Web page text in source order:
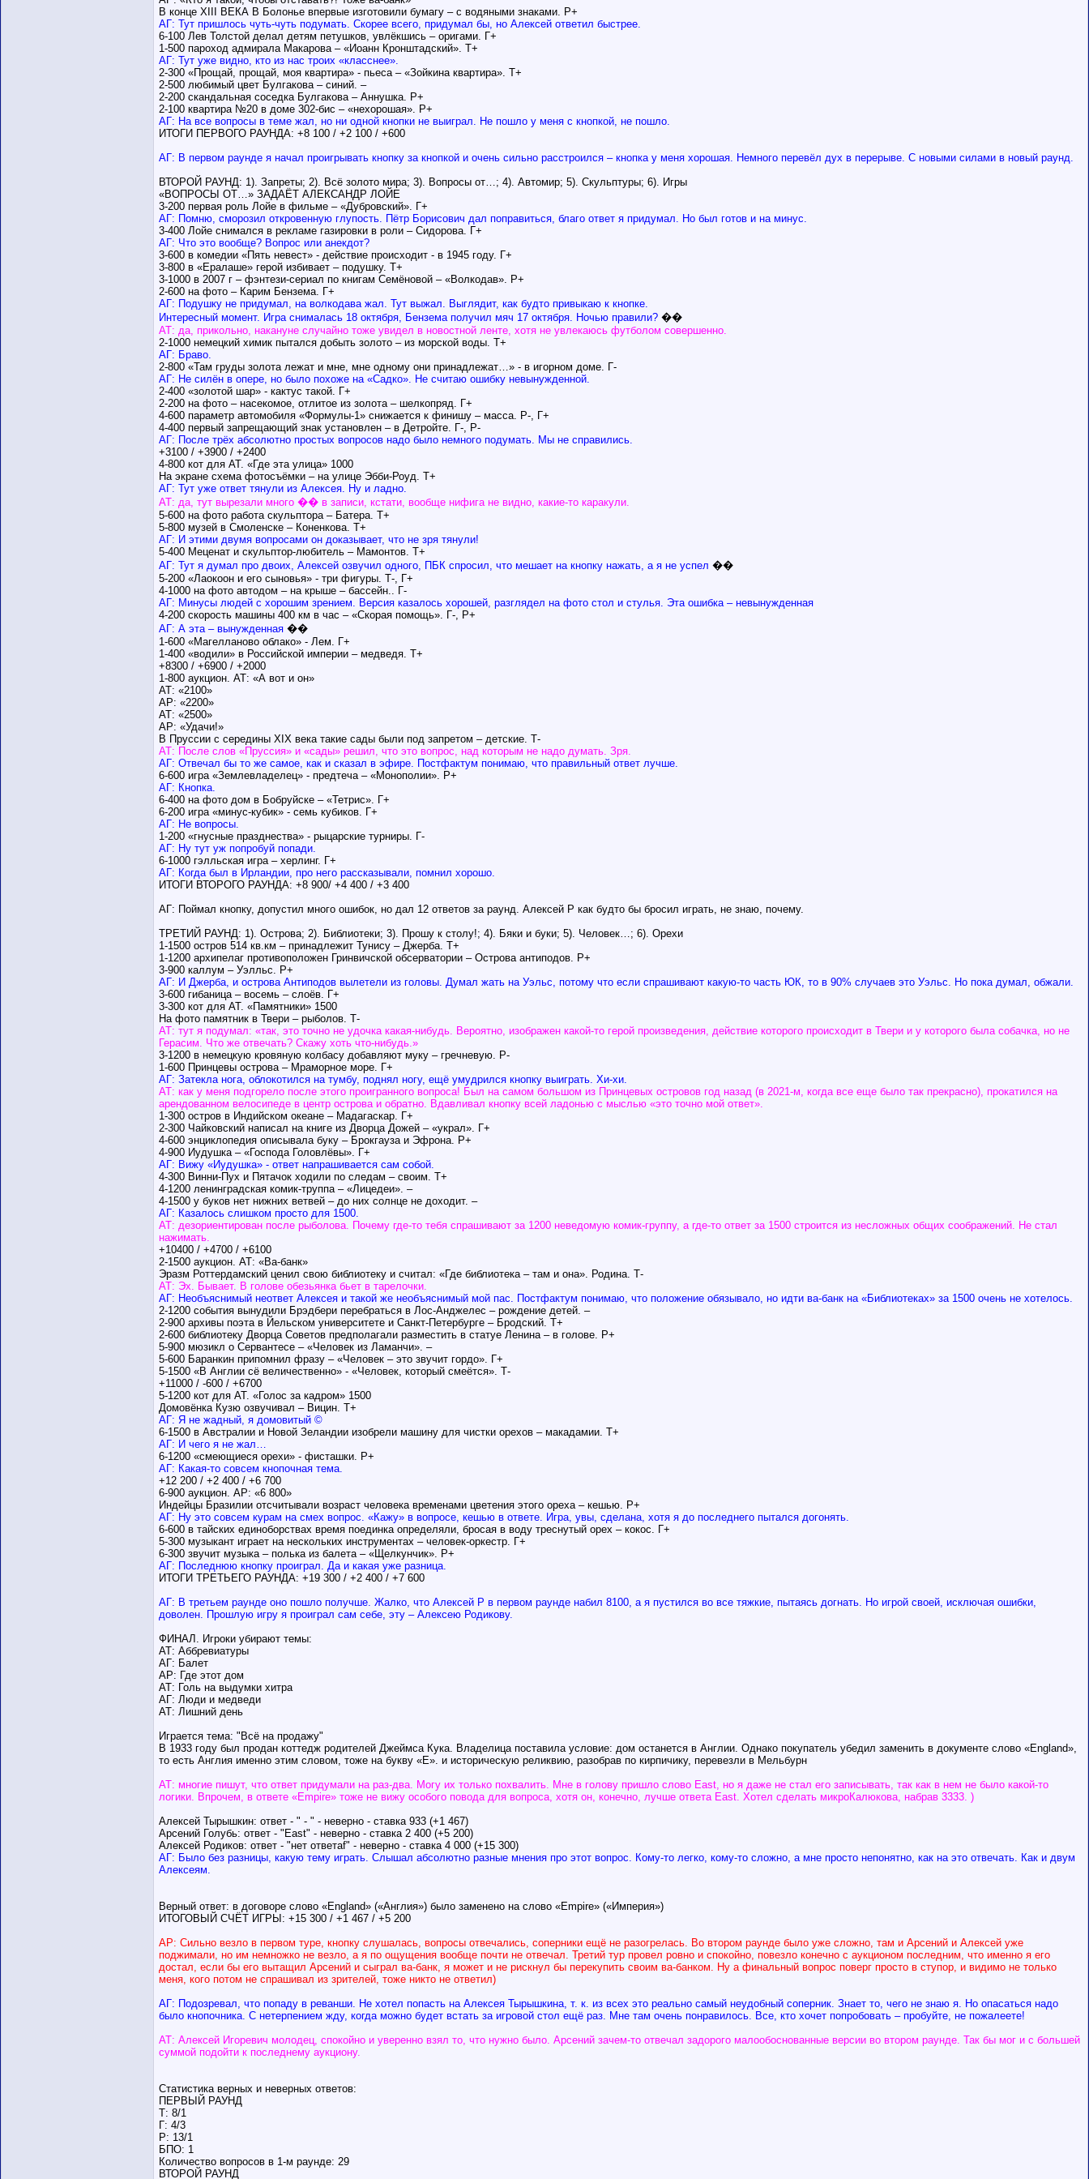
В конце XIII ВЕКА В Болонье впервые изготовили бумагу – с водяными знаками. Р+
АГ: Тут пришлось чуть-чуть подумать. Скорее всего, придумал бы, но Алексей ответил быстрее.
6-100 Лев Толстой делал детям петушков, увлёкшись – оригами. Г+
1-500 пароход адмирала Макарова – «Иоанн Кронштадский». Т+
АГ: Тут уже видно, кто из нас троих «класснее».
2-300 «Прощай, прощай, моя квартира» - пьеса – «Зойкина квартира». Т+
2-500 любимый цвет Булгакова – синий. –
2-200 скандальная соседка Булгакова – Аннушка. Р+
2-100 квартира №20 в доме 302-бис – «нехорошая». Р+
АГ: На все вопросы в теме жал, но ни одной кнопки не выиграл. Не пошло у меня с кнопкой, не пошло.
ИТОГИ ПЕРВОГО РАУНДА: +8 100 / +2 100 / +600
АГ: В первом раунде я начал проигрывать кнопку за кнопкой и очень сильно расстроился – кнопка у меня хорошая. Немного перевёл дух в перерыве. С новыми силами в новый раунд.
ВТОРОЙ РАУНД: 1). Запреты; 2). Всё золото мира; 3). Вопросы от…; 4). Автомир; 5). Скульптуры; 6). Игры
«ВОПРОСЫ ОТ…» ЗАДАЁТ АЛЕКСАНДР ЛОЙЕ
3-200 первая роль Лойе в фильме – «Дубровский». Г+
АГ: Помню, сморозил откровенную глупость. Пётр Борисович дал поправиться, благо ответ я придумал. Но был готов и на минус.
3-400 Лойе снимался в рекламе газировки в роли – Сидорова. Г+
АГ: Что это вообще? Вопрос или анекдот?
3-600 в комедии «Пять невест» - действие происходит - в 1945 году. Г+
3-800 в «Ералаше» герой избивает – подушку. Т+
3-1000 в 2007 г – фэнтези-сериал по книгам Семёновой – «Волкодав». Р+
2-600 на фото – Карим Бензема. Г+
АГ: Подушку не придумал, на волкодава жал. Тут выжал. Выглядит, как будто привыкаю к кнопке.
Интересный момент. Игра снималась 18 октября, Бензема получил мяч 17 октября. Ночью правили? ��
АТ: да, прикольно, накануне случайно тоже увидел в новостной ленте, хотя не увлекаюсь футболом совершенно.
2-1000 немецкий химик пытался добыть золото – из морской воды. Т+
АГ: Браво.
2-800 «Там груды золота лежат и мне, мне одному они принадлежат…» - в игорном доме. Г-
АГ: Не силён в опере, но было похоже на «Садко». Не считаю ошибку невынужденной.
2-400 «золотой шар» - кактус такой. Г+
2-200 на фото – насекомое, отлитое из золота – шелкопряд. Г+
4-600 параметр автомобиля «Формулы-1» снижается к финишу – масса. Р-, Г+
4-400 первый запрещающий знак установлен – в Детройте. Г-, Р-
АГ: После трёх абсолютно простых вопросов надо было немного подумать. Мы не справились.
+3100 / +3900 / +2400
4-800 кот для АТ. «Где эта улица» 1000
На экране схема фотосъёмки – на улице Эбби-Роуд. Т+
АГ: Тут уже ответ тянули из Алексея. Ну и ладно.
АТ: да, тут вырезали много �� в записи, кстати, вообще нифига не видно, какие-то каракули.
5-600 на фото работа скульптора – Батера. Т+
5-800 музей в Смоленске – Коненкова. Т+
АГ: И этими двумя вопросами он доказывает, что не зря тянули!
5-400 Меценат и скульптор-любитель – Мамонтов. Т+
АГ: Тут я думал про двоих, Алексей озвучил одного, ПБК спросил, что мешает на кнопку нажать, а я не успел ��
5-200 «Лаокоон и его сыновья» - три фигуры. Т-, Г+
4-1000 на фото автодом – на крыше – бассейн.. Г-
АГ: Минусы людей с хорошим зрением. Версия казалось хорошей, разглядел на фото стол и стулья. Эта ошибка – невынужденная
4-200 скорость машины 400 км в час – «Скорая помощь». Г-, Р+
АГ: А эта – вынужденная ��
1-600 «Магелланово облако» - Лем. Г+
1-400 «водили» в Российской империи – медведя. Т+
+8300 / +6900 / +2000
1-800 аукцион. АТ: «А вот и он»
АТ: «2100»
АР: «2200»
АТ: «2500»
АР: «Удачи!»
В Пруссии с середины XIX века такие сады были под запретом – детские. Т-
АТ: После слов «Пруссия» и «сады» решил, что это вопрос, над которым не надо думать. Зря.
АГ: Отвечал бы то же самое, как и сказал в эфире. Постфактум понимаю, что правильный ответ лучше.
6-600 игра «Землевладелец» - предтеча – «Монополии». Р+
АГ: Кнопка.
6-400 на фото дом в Бобруйске – «Тетрис». Г+
6-200 игра «минус-кубик» - семь кубиков. Г+
АГ: Не вопросы.
1-200 «гнусные празднества» - рыцарские турниры. Г-
АГ: Ну тут уж попробуй попади.
6-1000 гэлльская игра – херлинг. Г+
АГ: Когда был в Ирландии, про него рассказывали, помнил хорошо.
ИТОГИ ВТОРОГО РАУНДА: +8 900/ +4 400 / +3 400
АГ: Поймал кнопку, допустил много ошибок, но дал 12 ответов за раунд. Алексей Р как будто бы бросил играть, не знаю, почему.
ТРЕТИЙ РАУНД: 1). Острова; 2). Библиотеки; 3). Прошу к столу!; 4). Бяки и буки; 5). Человек…; 6). Орехи
1-1500 остров 514 кв.км – принадлежит Тунису – Джерба. Т+
1-1200 архипелаг противоположен Гринвичской обсерватории – Острова антиподов. Р+
3-900 каллум – Уэлльс. Р+
АГ: И Джерба, и острова Антиподов вылетели из головы. Думал жать на Уэльс, потому что если спрашивают какую-то часть ЮК, то в 90% случаев это Уэльс. Но пока думал, обжали.
3-600 гибаница – восемь – слоёв. Г+
3-300 кот для АТ. «Памятники» 1500
На фото памятник в Твери – рыболов. Т-
АТ: тут я подумал: «так, это точно не удочка какая-нибудь. Вероятно, изображен какой-то герой произведения, действие которого происходит в Твери и у которого была собачка, но не
Герасим. Что же отвечать? Скажу хоть что-нибудь.»
3-1200 в немецкую кровяную колбасу добавляют муку – гречневую. Р-
1-600 Принцевы острова – Мраморное море. Г+
АГ: Затекла нога, облокотился на тумбу, поднял ногу, ещё умудрился кнопку выиграть. Хи-хи.
АТ: как у меня подгорело после этого проигранного вопроса! Был на самом большом из Принцевых островов год назад (в 2021-м, когда все еще было так прекрасно), прокатился на
арендованном велосипеде в центр острова и обратно. Вдавливал кнопку всей ладонью с мыслью «это точно мой ответ».
1-300 остров в Индийском океане – Мадагаскар. Г+
2-300 Чайковский написал на книге из Дворца Дожей – «украл». Г+
4-600 энциклопедия описывала буку – Брокгауза и Эфрона. Р+
4-900 Иудушка – «Господа Головлёвы». Г+
АГ: Вижу «Иудушка» - ответ напрашивается сам собой.
4-300 Винни-Пух и Пятачок ходили по следам – своим. Т+
4-1200 ленинградская комик-труппа – «Лицедеи». –
4-1500 у буков нет нижних ветвей – до них солнце не доходит. –
АГ: Казалось слишком просто для 1500.
АТ: дезориентирован после рыболова. Почему где-то тебя спрашивают за 1200 неведомую комик-группу, а где-то ответ за 1500 строится из несложных общих соображений. Не стал
нажимать.
+10400 / +4700 / +6100
2-1500 аукцион. АТ: «Ва-банк»
Эразм Роттердамский ценил свою библиотеку и считал: «Где библиотека – там и она». Родина. Т-
АТ: Эх. Бывает. В голове обезьянка бьет в тарелочки.
АГ: Необъяснимый неответ Алексея и такой же необъяснимый мой пас. Постфактум понимаю, что положение обязывало, но идти ва-банк на «Библиотеках» за 1500 очень не хотелось.
2-1200 события вынудили Брэдбери перебраться в Лос-Анджелес – рождение детей. –
2-900 архивы поэта в Йельском университете и Санкт-Петербурге – Бродский. Т+
2-600 библиотеку Дворца Советов предполагали разместить в статуе Ленина – в голове. Р+
5-900 мюзикл о Сервантесе – «Человек из Ламанчи». –
5-600 Баранкин припомнил фразу – «Человек – это звучит гордо». Г+
5-1500 «В Англии сё величественно» - «Человек, который смеётся». Т-
+11000 / -600 / +6700
5-1200 кот для АТ. «Голос за кадром» 1500
Домовёнка Кузю озвучивал – Вицин. Т+
АГ: Я не жадный, я домовитый ©
6-1500 в Австралии и Новой Зеландии изобрели машину для чистки орехов – макадамии. Т+
АГ: И чего я не жал…
6-1200 «смеющиеся орехи» - фисташки. Р+
АГ: Какая-то совсем кнопочная тема.
+12 200 / +2 400 / +6 700
6-900 аукцион. АР: «6 800»
Индейцы Бразилии отсчитывали возраст человека временами цветения этого ореха – кешью. Р+
АГ: Ну это совсем курам на смех вопрос. «Кажу» в вопросе, кешью в ответе. Игра, увы, сделана, хотя я до последнего пытался догонять.
6-600 в тайских единоборствах время поединка определяли, бросая в воду треснутый орех – кокос. Г+
5-300 музыкант играет на нескольких инструментах – человек-оркестр. Г+
6-300 звучит музыка – полька из балета – «Щелкунчик». Р+
АГ: Последнюю кнопку проиграл. Да и какая уже разница.
ИТОГИ ТРЕТЬЕГО РАУНДА: +19 300 / +2 400 / +7 600
АГ: В третьем раунде оно пошло получше. Жалко, что Алексей Р в первом раунде набил 8100, а я пустился во все тяжкие, пытаясь догнать. Но игрой своей, исключая ошибки,
доволен. Прошлую игру я проиграл сам себе, эту – Алексею Родикову.
ФИНАЛ. Игроки убирают темы:
АТ: Аббревиатуры
АГ: Балет
АР: Где этот дом
АТ: Голь на выдумки хитра
АГ: Люди и медведи
АТ: Лишний день
Играется тема: "Всё на продажу"
В 1933 году был продан коттедж родителей Джеймса Кука. Владелица поставила условие: дом останется в Англии. Однако покупатель убедил заменить в документе слово «England»,
то есть Англия именно этим словом, тоже на букву «Е». и историческую реликвию, разобрав по кирпичику, перевезли в Мельбурн
АТ: многие пишут, что ответ придумали на раз-два. Могу их только похвалить. Мне в голову пришло слово East, но я даже не стал его записывать, так как в нем не было какой-то
логики. Впрочем, в ответе «Empire» тоже не вижу особого повода для вопроса, хотя он, конечно, лучше ответа East. Хотел сделать микроКалюкова, набрав 3333. )
Алексей Тырышкин: ответ - " - " - неверно - ставка 933 (+1 467)
Арсений Голубь: ответ - "East" - неверно - ставка 2 400 (+5 200)
Алексей Родиков: ответ - "нет ответаf" - неверно - ставка 4 000 (+15 300)
АГ: Было без разницы, какую тему играть. Слышал абсолютно разные мнения про этот вопрос. Кому-то легко, кому-то сложно, а мне просто непонятно, как на это отвечать. Как и двум
Алексеям.
Верный ответ: в договоре слово «England» («Англия») было заменено на слово «Еmpire» («Империя»)
ИТОГОВЫЙ СЧЁТ ИГРЫ: +15 300 / +1 467 / +5 200
АР: Сильно везло в первом туре, кнопку слушалась, вопросы отвечались, соперники ещё не разогрелась. Во втором раунде было уже сложно, там и Арсений и Алексей уже
поджимали, но им немножко не везло, а я по ощущения вообще почти не отвечал. Третий тур провел ровно и спокойно, повезло конечно с аукционом последним, что именно я его
достал, если бы его вытащил Арсений и сыграл ва-банк, я может и не рискнул бы перекупить своим ва-банком. Ну а финальный вопрос поверг просто в ступор, и видимо не только
меня, кого потом не спрашивал из зрителей, тоже никто не ответил)
АГ: Подозревал, что попаду в реванши. Не хотел попасть на Алексея Тырышкина, т. к. из всех это реально самый неудобный соперник. Знает то, чего не знаю я. Но опасаться надо
было кнопочника. С нетерпением жду, когда можно будет встать за игровой стол ещё раз. Мне там очень понравилось. Все, кто хочет попробовать – пробуйте, не пожалеете!
АТ: Алексей Игоревич молодец, спокойно и уверенно взял то, что нужно было. Арсений зачем-то отвечал задорого малообоснованные версии во втором раунде. Так бы мог и с большей
суммой подойти к последнему аукциону.
Статистика верных и неверных ответов:
ПЕРВЫЙ РАУНД
Т: 8/1
Г: 4/3
Р: 13/1
БПО: 1
Количество вопросов в 1-м раунде: 29
ВТОРОЙ РАУНД